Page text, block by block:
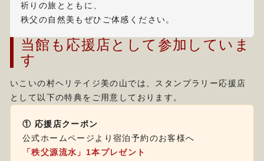
祈りの旅とともに、
秩父の自然美もぜひご体感ください。
当館も応援店として参加していま
す
いこいの村ヘリテイジ美の山では、スタンプラリー応援店
として以下の特典をご用意しております。
① 応援店クーポン
公式ホームページより宿泊予約のお客様へ
「秩父源流水」1本プレゼント